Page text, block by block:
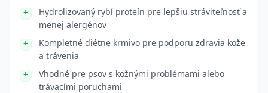
Hydrolizovaný rybí proteín pre lepšiu stráviteľnosť a
menej alergénov
Kompletné diétne krmivo pre podporu zdravia kože
a trávenia
Vhodné pre psov s kožnými problémami alebo
trávacími poruchami